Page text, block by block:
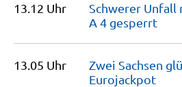
13.12 Uhr
Schwerer Unfall
A 4 gesperrt
13.05 Uhr
Zwei Sachsen
Eurojackpot